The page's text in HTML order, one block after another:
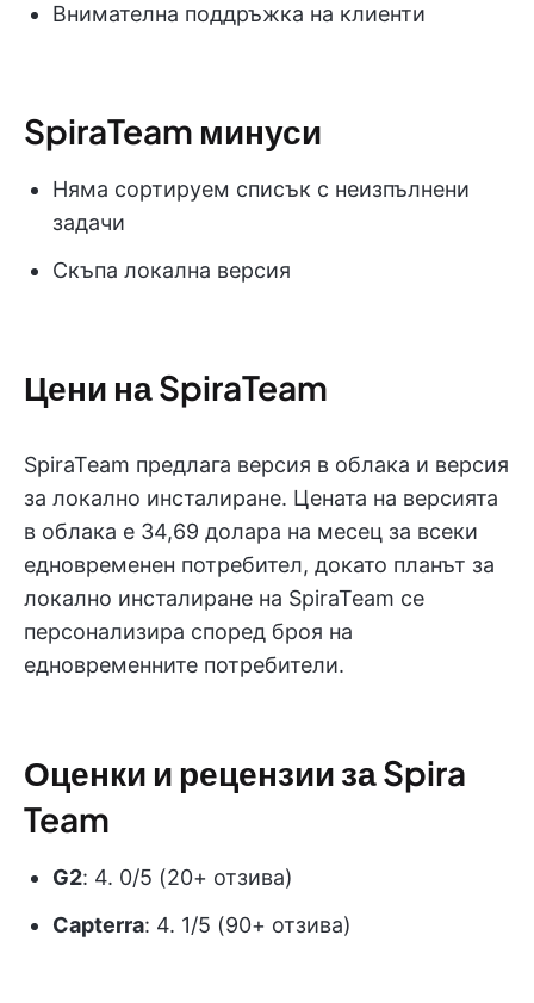
Внимателна поддръжка на клиенти
SpiraTeam минуси
Няма сортируем списък с неизпълнени
задачи
Скъпа локална версия
Цени на SpiraTeam
SpiraTeam предлага версия в облака и версия
за локално инсталиране. Цената на версията
в облака е 34,69 долара на месец за всеки
едновременен потребител, докато планът за
локално инсталиране на SpiraTeam се
персонализира според броя на
едновременните потребители.
Оценки и рецензии за Spira
Team
G2: 4. 0/5 (20+ отзива)
Capterra: 4. 1/5 (90+ отзива)